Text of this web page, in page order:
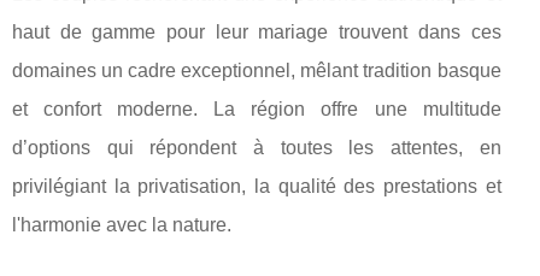
haut de gamme pour leur mariage trouvent dans ces
domaines un cadre exceptionnel, mêlant tradition basque
et confort moderne. La région offre une multitude
d’options qui répondent à toutes les attentes, en
privilégiant la privatisation, la qualité des prestations et
l'harmonie avec la nature.